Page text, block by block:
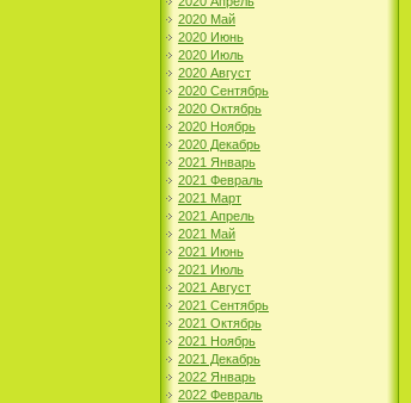
2020 Май
2020 Июнь
2020 Июль
2020 Август
2020 Сентябрь
2020 Октябрь
2020 Ноябрь
2020 Декабрь
2021 Январь
2021 Февраль
2021 Март
2021 Апрель
2021 Май
2021 Июнь
2021 Июль
2021 Август
2021 Сентябрь
2021 Октябрь
2021 Ноябрь
2021 Декабрь
2022 Январь
2022 Февраль